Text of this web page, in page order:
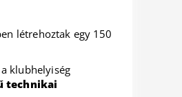
létrehoztak egy 150
klubhelyiség
technikai